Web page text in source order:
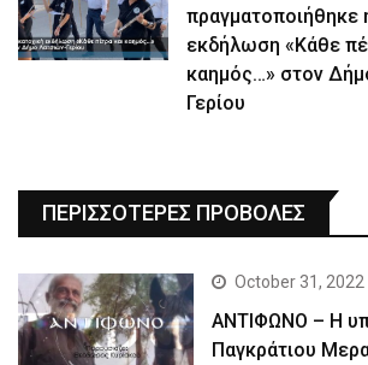
πραγματοποιήθηκε
εκδήλωση «Κάθε
καημός…» στον
Γερίου
ΠΕΡΙΣΣΟΤΕΡΕΣ ΠΡΟΒΟΛΕΣ
October 31, 2022
ΑΝΤΙΦΩΝΟ – Η
Παγκράτιου